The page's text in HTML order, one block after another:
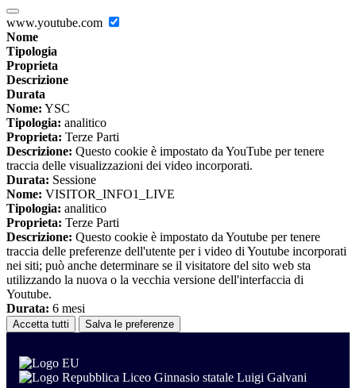
www.youtube.com
Nome
Tipologia
Proprieta
Descrizione
Durata
Nome: YSC
Tipologia: analitico
Proprieta: Terze Parti
Descrizione: Questo cookie è impostato da YouTube per tenere
traccia delle visualizzazioni dei video incorporati.
Durata: Sessione
Nome: VISITOR_INFO1_LIVE
Tipologia: analitico
Proprieta: Terze Parti
Descrizione: Questo cookie è impostato da Youtube per tenere
traccia delle preferenze dell'utente per i video di Youtube incorporati
nei siti; può anche determinare se il visitatore del sito web sta
utilizzando la nuova o la vecchia versione dell'interfaccia di
Youtube.
Durata: 6 mesi
Accetta tutti Salva le preferenze
Liceo Ginnasio statale Luigi Galvani